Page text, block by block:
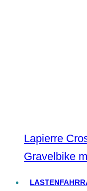
Lapierre
Gravelbike